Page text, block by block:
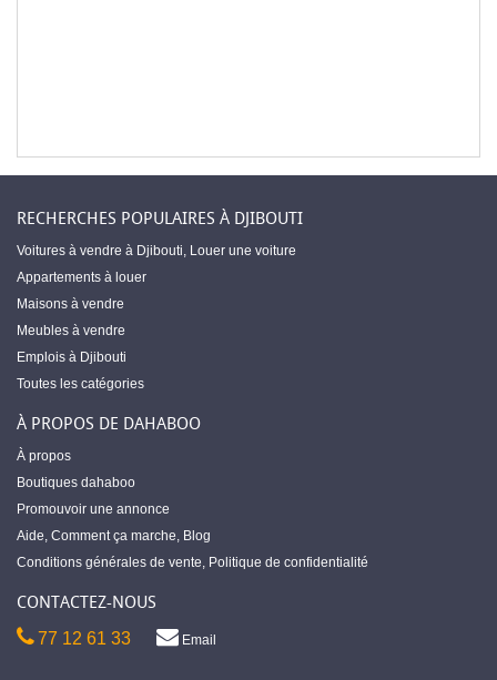
RECHERCHES POPULAIRES À DJIBOUTI
Voitures à vendre à Djibouti, Louer une voiture
Appartements à louer
Maisons à vendre
Meubles à vendre
Emplois à Djibouti
Toutes les catégories
À PROPOS DE DAHABOO
À propos
Boutiques dahaboo
Promouvoir une annonce
Aide, Comment ça marche, Blog
Conditions générales de vente, Politique de confidentialité
CONTACTEZ-NOUS
77 12 61 33 Email